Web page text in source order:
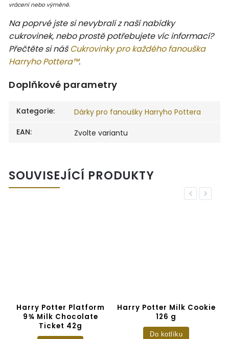
vrácení nebo výměně.
Na poprvé jste si nevybrali z naší nabídky
cukrovinek, nebo prostě potřebujete víc informací?
Přečtěte si nášCukrovinky pro každého fanouška
Harryho Pottera™.
Doplňkové parametry
Kategorie:
Dárky pro fanoušky Harryho Pottera
EAN: Zvolte variantu
SOUVISEJÍCÍ PRODUKTY
Previous
Harry Potter Platform
9¾ Milk Chocolate
Ticket 42g
Harry Potter Milk Cookie
126 g
Do kotlíku
Next